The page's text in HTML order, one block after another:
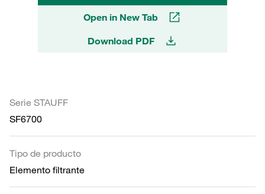
Open in New Tab
Download PDF
Serie STAUFF
SF6700
Tipo de producto
Elemento filtrante